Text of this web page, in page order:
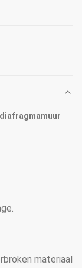
materiaal